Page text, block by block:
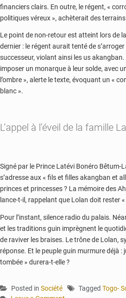
financiers clairs. En outre, le régent, «
politiques véreux », achèterait des
Le point de non-retour est atteint lors de
dernier : le régent aurait tenté de
successeur, violant ainsi les us
imposer un monarque à leur solde, avec
l’ombre », alerte le texte, évoquant un «
blanc ».
L’appel à l’éveil de la famille
Signé par le Prince Latévi Bonéro
s’adresse aux « fils et filles akangban et
princes et princesses ? La mémoire des
lance-t-il, rappelant que Lolan doit rester
Pour l’instant, silence radio du palais.
et les traditions guin imprègnent le
de raviver les braises. Le trône de Lolan,
réponse. Et le peuple guin murmure déjà :
tombée » durera-t-elle ?
Posted in Société Tagged Togo-